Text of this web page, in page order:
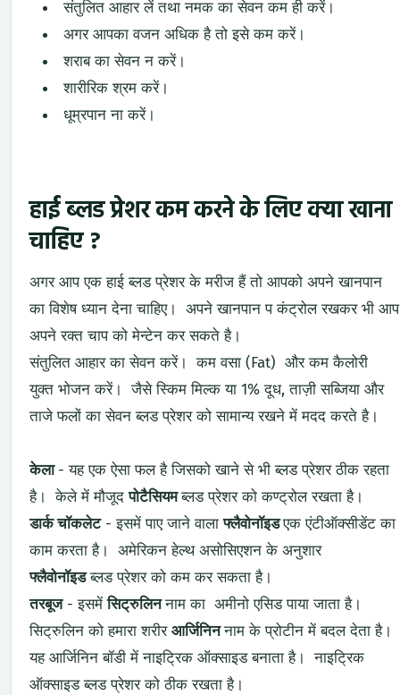
संतुलित आहार लें तथा नमक का सेवन कम ही करें।
अगर आपका वजन अधिक है तो इसे कम करें।
शराब का सेवन न करें।
शारीरिक श्रम करें।
धूम्रपान ना करें।
हाई ब्लड प्रेशर कम करने के लिए क्या खाना
चाहिए ?
अगर आप एक हाई ब्लड प्रेशर के मरीज हैं तो आपको अपने खानपान
का विशेष ध्यान देना चाहिए। अपने खानपान प कंट्रोल रखकर भी आप
अपने रक्त चाप को मेन्टेन कर सकते है।
संतुलित आहार का सेवन करें। कम वसा (Fat) और कम कैलोरी
युक्त भोजन करें। जैसे स्किम मिल्क या 1% दूध, ताज़ी सब्जिया और
ताजे फलों का सेवन ब्लड प्रेशर को सामान्य रखने में मदद करते है।
केला- यह एक ऐसा फल है जिसको खाने से भी ब्लड प्रेशर ठीक रहता
है। केले में मौजूदपोटैसियमब्लड प्रेशर को कण्ट्रोल रखता है।
डार्क चॉकलेट- इसमें पाए जाने वालाफ्लैवोनॉइडएक एंटीऑक्सीडेंट का
काम करता है। अमेरिकन हेल्थ असोसिएशन के अनुशार
फ्लैवोनॉइडब्लड प्रेशर को कम कर सकता है।
तरबूज- इसमेंसिट्रुलिननाम का अमीनो एसिड पाया जाता है।
सिट्रुलिन को हमारा शरीरआर्जिनिननाम के प्रोटीन में बदल देता है।
यह आर्जिनिन बॉडी में नाइट्रिक ऑक्साइड बनाता है। नाइट्रिक
ऑक्साइड ब्लड प्रेशर को ठीक रखता है।